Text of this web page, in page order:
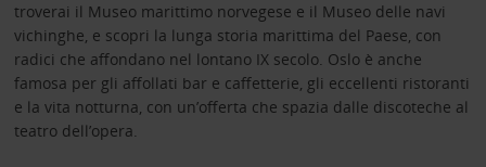
troverai il Museo marittimo norvegese e il Museo delle navi
vichinghe, e scopri la lunga storia marittima del Paese, con
radici che affondano nel lontano IX secolo. Oslo è anche
famosa per gli affollati bar e caffetterie, gli eccellenti ristoranti
e la vita notturna, con un’offerta che spazia dalle discoteche al
teatro dell’opera.